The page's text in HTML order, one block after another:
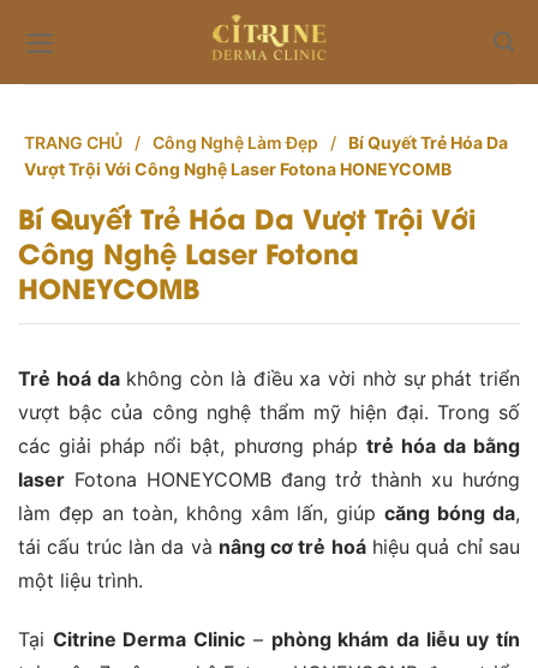
content
TRANG CHỦ / Công Nghệ Làm Đẹp / Bí Quyết Trẻ Hóa Da
Vượt Trội Với Công Nghệ Laser Fotona HONEYCOMB
Bí Quyết Trẻ Hóa Da Vượt Trội Với
Công Nghệ Laser Fotona
HONEYCOMB
Trẻ hoá dakhông còn là điều xa vời nhờ sự phát triển
vượt bậc của công nghệ thẩm mỹ hiện đại. Trong số
các giải pháp nổi bật, phương pháp trẻ hóa da bằng
laser Fotona HONEYCOMB đang trở thành xu hướng
làm đẹp an toàn, không xâm lấn, giúpcăng bóng da,
tái cấu trúc làn da và nâng cơ trẻ hoáhiệu quả chỉ sau
một liệu trình.
Tại Citrine Derma Clinic – phòng khám da liễu uy tín